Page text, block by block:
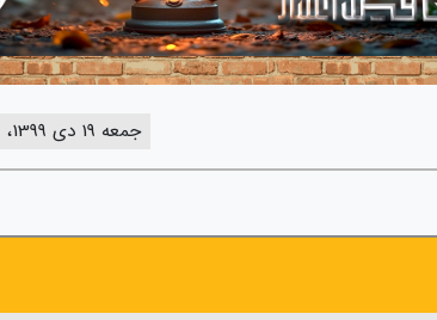
جمعه 19 دی 1399، ساعت 19:29